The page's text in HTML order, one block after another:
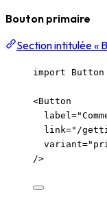
Bouton primaire
Section intitulée «
import Button
<Button
label="
link=" /
variant="
/>